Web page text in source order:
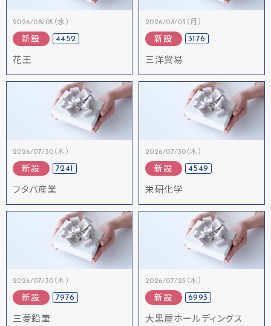
2026/08/05（水）
新設 4452
花王
2026/08/03（月）
新設 3176
三洋貿易
2026/07/30（木）
新設 7241
フタバ産業
2026/07/30（木）
新設 4549
栄研化学
2026/07/30（木）
新設 7976
三菱鉛筆
2026/07/23（木）
新設 6993
大黒屋ホールディングス